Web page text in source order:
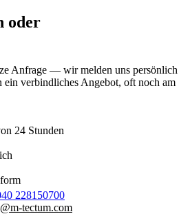
oder
Anfrage — wir melden uns persönlich
ein verbindliches Angebot, oft noch am
24 Stunden
228150700
tectum.com